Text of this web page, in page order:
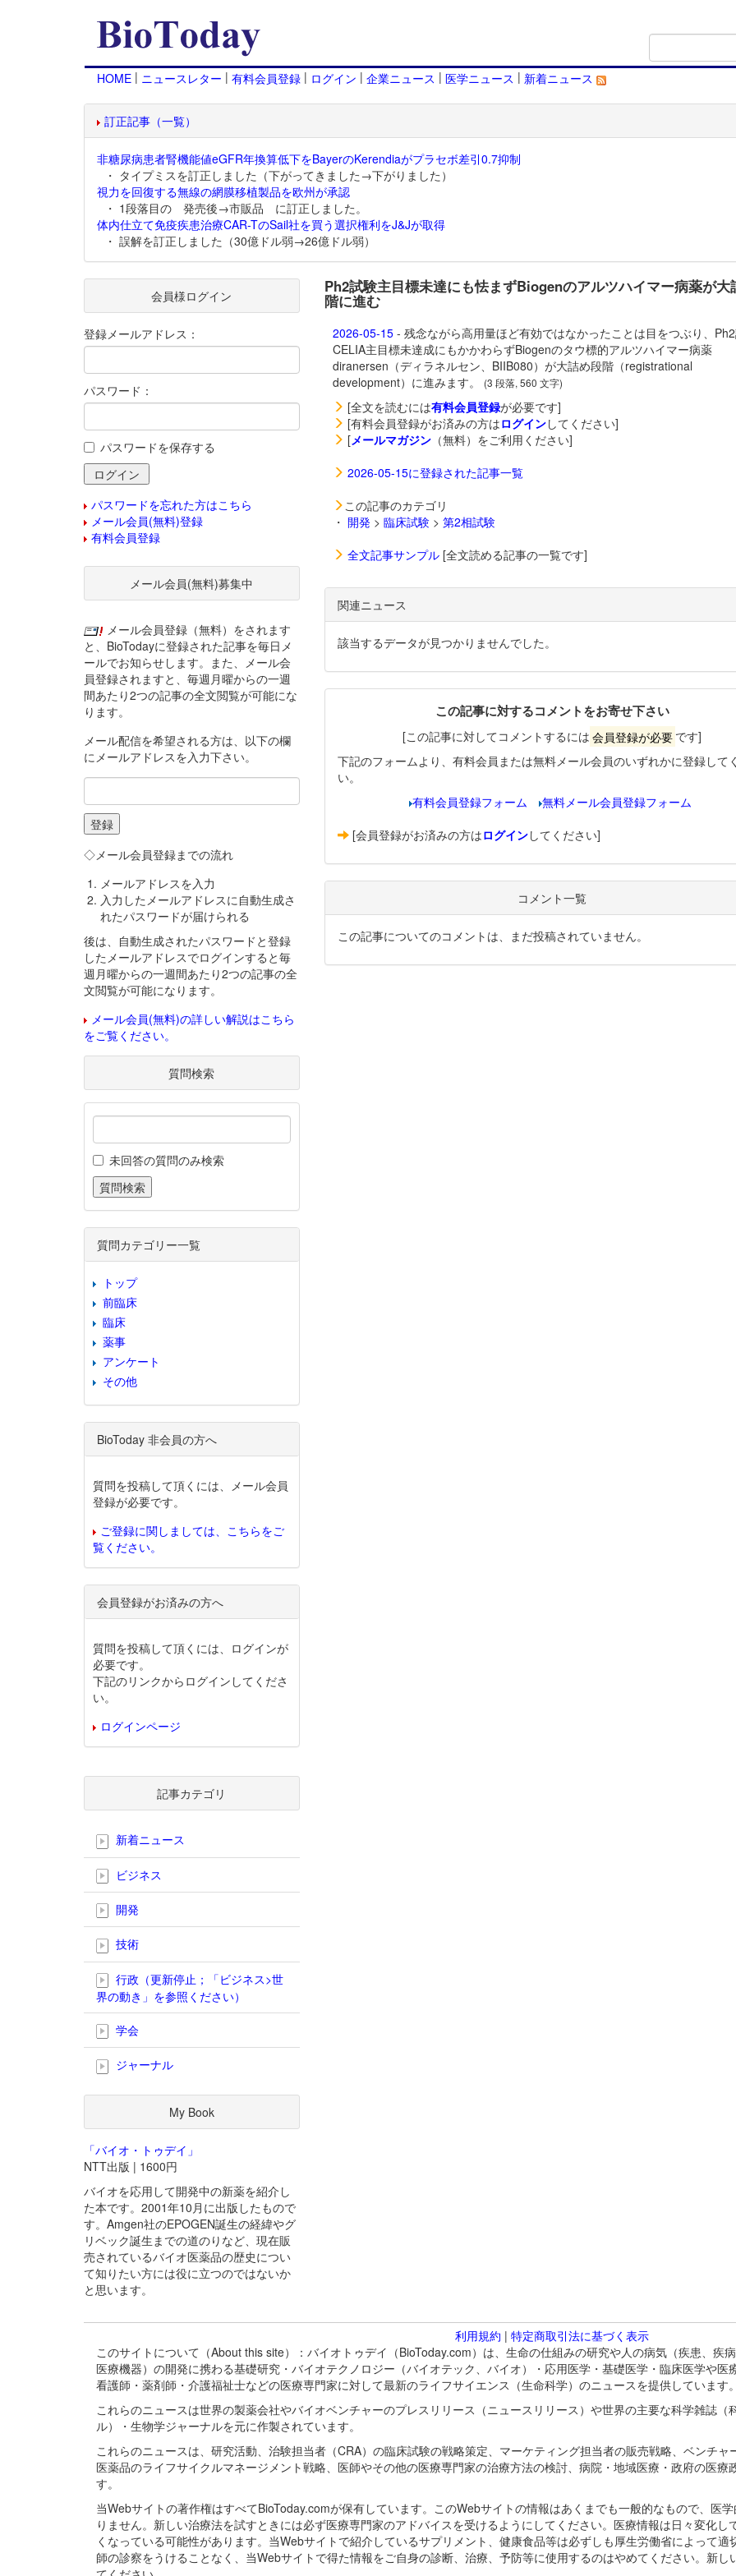
HOME | ニュースレター | 有料会員登録 | ログイン | 企業ニュース | 医学ニュース | 新着ニュース
訂正記事（一覧）
非糖尿病患者腎機能値eGFR年換算低下をBayerのKerendiaがプラセボ差引0.7抑制
・ タイプミスを訂正しました（下がってきました→下がりました）
視力を回復する無線の網膜移植製品を欧州が承認
・ 1段落目の 発売後→市販品 に訂正しました。
体内仕立て免疫疾患治療CAR-TのSail社を買う選択権利をJ&Jが取得
・ 誤解を訂正しました（30億ドル弱→26億ドル弱）
Ph2試験主目標未達にも怯まずBiogenのアルツハイマー病薬が大
階に進む
2026-05-15- 残念ながら高用量ほど有効ではなかったことは目をつぶり、
CELIA主目標未達成にもかかわらずBiogenのタウ標的アルツハイマー病薬
diranersen（ディラネルセン、BIIB080）が大詰め段階（registrational
development）に進みます。
(3 段落, 560 文字)
[全文を読むには有料会員登録が必要です]
[有料会員登録がお済みの方はログインしてください]
[メールマガジン（無料）をご利用ください]
2026-05-15に登録された記事一覧
この記事のカテゴリ
・ 開発 > 臨床試験> 第2相試験
全文記事サンプル[全文読める記事の一覧です]
関連ニュース
該当するデータが見つかりませんでした。
この記事に対するコメントをお寄せ下さい
[この記事に対してコメントするには 会員登録が必要 です]
下記のフォームより、有料会員または無料メール会員のいずれかに登録して
い。
有料会員登録フォーム
無料メール会員登録フォーム
[会員登録がお済みの方はログインしてください]
コメント一覧
この記事についてのコメントは、まだ投稿されていません。
会員様ログイン
登録メールアドレス：
パスワード：
パスワードを保存する
パスワードを忘れた方はこちら
メール会員(無料)登録
有料会員登録
メール会員(無料)募集中
メール会員登録（無料）をされます
と、BioTodayに登録された記事を毎日メ
ールでお知らせします。また、メール会
員登録されますと、毎週月曜からの一週
間あたり2つの記事の全文閲覧が可能にな
ります。
メール配信を希望される方は、以下の欄
にメールアドレスを入力下さい。
◇メール会員登録までの流れ
メールアドレスを入力
入力したメールアドレスに自動生成さ
れたパスワードが届けられる
後は、自動生成されたパスワードと登録
したメールアドレスでログインすると毎
週月曜からの一週間あたり2つの記事の全
文閲覧が可能になります。
メール会員(無料)の詳しい解説はこちら
をご覧ください。
質問検索
未回答の質問のみ検索
質問カテゴリー一覧
トップ
前臨床
臨床
薬事
アンケート
その他
BioToday 非会員の方へ
質問を投稿して頂くには、メール会員
登録が必要です。
ご登録に関しましては、こちらをご
覧ください。
会員登録がお済みの方へ
質問を投稿して頂くには、ログインが
必要です。
下記のリンクからログインしてくださ
い。
ログインページ
記事カテゴリ
新着ニュース
ビジネス
開発
技術
行政（更新停止；「ビジネス>世
界の動き」を参照ください）
学会
ジャーナル
My Book
「バイオ・トゥデイ」
NTT出版 | 1600円
バイオを応用して開発中の新薬を紹介し
た本です。2001年10月に出版したもので
す。Amgen社のEPOGEN誕生の経緯やグ
リベック誕生までの道のりなど、現在販
売されているバイオ医薬品の歴史につい
て知りたい方には役に立つのではないか
と思います。
利用規約 | 特定商取引法に基づく表示
このサイトについて（About this site）：バイオトゥデイ（BioToday.com）は、生命の仕組みの研究や人の病気（疾患、疾
医療機器）の開発に携わる基礎研究・バイオテクノロジー（バイオテック、バイオ）・応用医学・基礎医学・臨床医学や
看護師・薬剤師・介護福祉士などの医療専門家に対して最新のライフサイエンス（生命科学）のニュースを提供しています
これらのニュースは世界の製薬会社やバイオベンチャーのプレスリリース（ニュースリリース）や世界の主要な科学雑誌
ル）・生物学ジャーナルを元に作製されています。
これらのニュースは、研究活動、治験担当者（CRA）の臨床試験の戦略策定、マーケティング担当者の販売戦略、ベンチ
医薬品のライフサイクルマネージメント戦略、医師やその他の医療専門家の治療方法の検討、病院・地域医療・政府の医
す。
当Webサイトの著作権はすべてBioToday.comが保有しています。このWebサイトの情報はあくまでも一般的なもので、医
りません。新しい治療法を試すときには必ず医療専門家のアドバイスを受けるようにしてください。医療情報は日々変化
くなっている可能性があります。当Webサイトで紹介しているサプリメント、健康食品等は必ずしも厚生労働省によって
師の診察をうけることなく、当Webサイトで得た情報をご自身の診断、治療、予防等に使用するのはやめてください。新